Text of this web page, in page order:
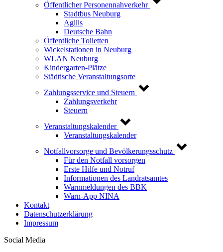
Öffentlicher Personennahverkehr
Stadtbus Neuburg
Agilis
Deutsche Bahn
Öffentliche Toiletten
Wickelstationen in Neuburg
WLAN Neuburg
Kindergarten-Plätze
Städtische Veranstaltungsorte
Zahlungsservice und Steuern
Zahlungsverkehr
Steuern
Veranstaltungskalender
Veranstaltungskalender
Notfallvorsorge und Bevölkerungsschutz
Für den Notfall vorsorgen
Erste Hilfe und Notruf
Informationen des Landratsamtes
Warnmeldungen des BBK
Warn-App NINA
Kontakt
Datenschutzerklärung
Impressum
Social Media